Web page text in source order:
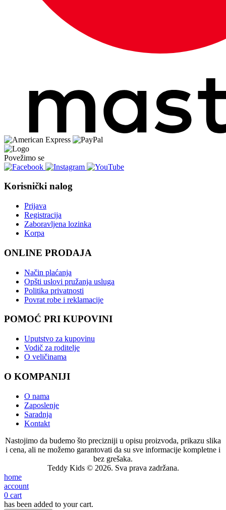
Povežimo se
Korisnički nalog
Prijava
Registracija
Zaboravljena lozinka
Korpa
ONLINE PRODAJA
Način plaćanja
Opšti uslovi pružanja usluga
Politika privatnosti
Povrat robe i reklamacije
POMOĆ PRI KUPOVINI
Uputstvo za kupovinu
Vodič za roditelje
O veličinama
O KOMPANIJI
O nama
Zaposlenje
Saradnja
Kontakt
Nastojimo da budemo što precizniji u opisu proizvoda, prikazu slika
i cena, ali ne možemo garantovati da su sve informacije kompletne i
bez grešaka.
Teddy Kids © 2026. Sva prava zadržana.
home
account
0 cart
has been added to your cart.